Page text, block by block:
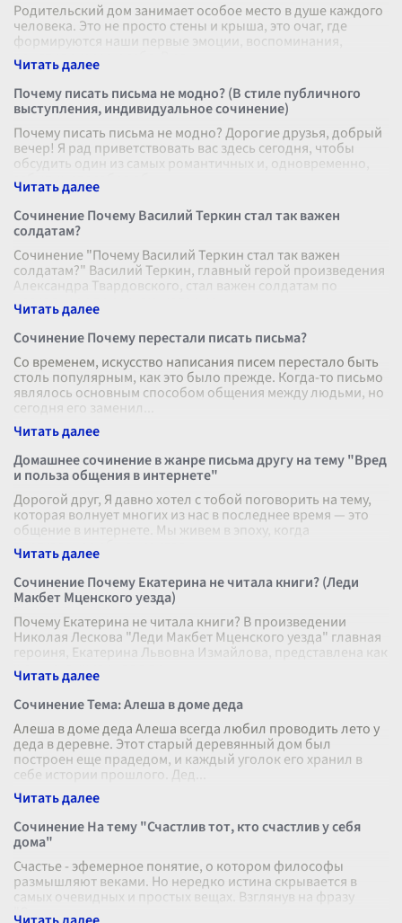
Родительский дом занимает особое место в душе каждого
человека. Это не просто стены и крыша, это очаг, где
формируются наши первые эмоции, воспоминания,
понятия о мире и себе. В ра
Почему писать письма не модно? (В стиле публичного
выступления, индивидуальное сочинение)
Почему писать письма не модно? Дорогие друзья, добрый
вечер! Я рад приветствовать вас здесь сегодня, чтобы
обсудить один из самых романтичных и, одновременно,
забытых способов об
Сочинение Почему Василий Теркин стал так важен
солдатам?
Сочинение "Почему Василий Теркин стал так важен
солдатам?" Василий Теркин, главный герой произведения
Александра Твардовского, стал важен солдатам по
нескольким причинам, которые
Сочинение Почему перестали писать письма?
Со временем, искусство написания писем перестало быть
столь популярным, как это было прежде. Когда-то письмо
являлось основным способом общения между людьми, но
сегодня его заменил
Домашнее сочинение в жанре письма другу на тему "Вред
и польза общения в интернете"
Дорогой друг, Я давно хотел с тобой поговорить на тему,
которая волнует многих из нас в последнее время — это
общение в интернете. Мы живем в эпоху, когда
виртуальное общение стал
Сочинение Почему Екатерина не читала книги? (Леди
Макбет Мценского уезда)
Почему Екатерина не читала книги? В произведении
Николая Лескова "Леди Макбет Мценского уезда" главная
героиня, Екатерина Львовна Измайлова, представлена как
женщина, живущая в пр
Сочинение Тема: Алеша в доме деда
Алеша в доме деда Алеша всегда любил проводить лето у
деда в деревне. Этот старый деревянный дом был
построен еще прадедом, и каждый уголок его хранил в
себе истории прошлого. Дед
Сочинение На тему "Счастлив тот, кто счастлив у себя
дома"
Счастье - эфемерное понятие, о котором философы
размышляют веками. Но нередко истина скрывается в
самых очевидных и простых вещах. Взглянув на фразу
"Счастлив тот, кто счастлив у с